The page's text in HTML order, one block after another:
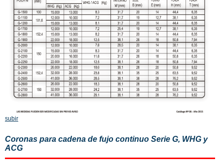
subir
Coronas para cadena de fujo continuo Serie G, WHG y
ACG